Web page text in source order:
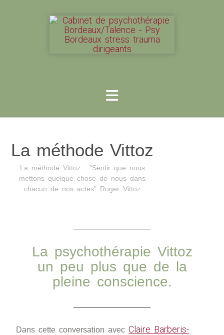
La méthode Vittoz
La méthode Vittoz : "Sentir que nous
mettons quelque chose de nous dans
chacun de nos actes" Roger Vittoz
La psychothérapie Vittoz
un peu plus que de la
pleine conscience.
Dans cette conversation avec Claire Barberis-